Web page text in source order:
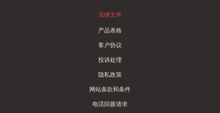
法律文件
产品表格
客户协议
投诉处理
隐私政策
网站条款和条件
电话回拨请求